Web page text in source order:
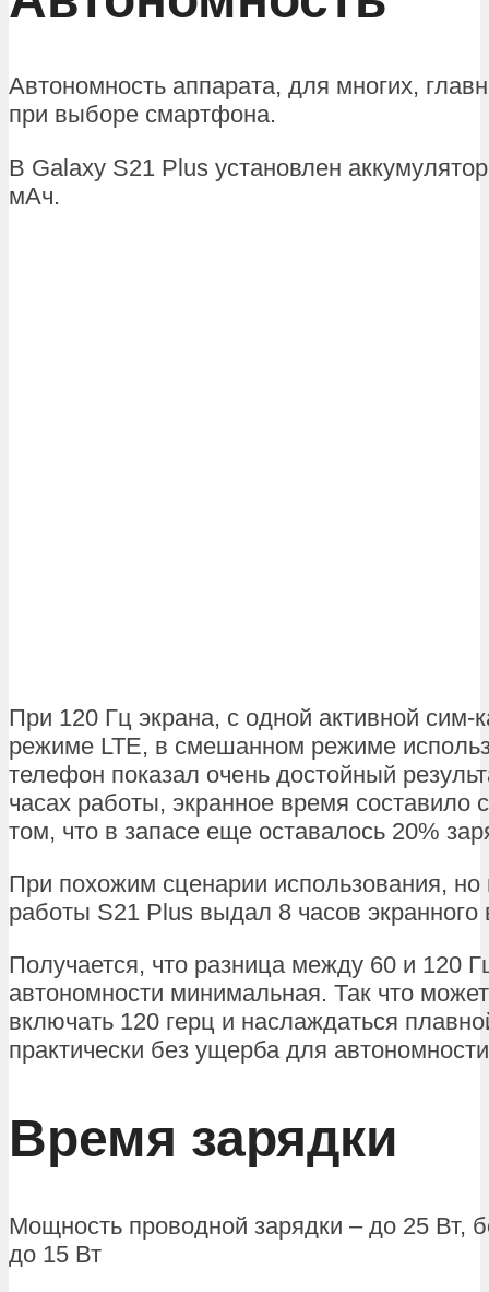
Автономность аппарата, для многих,
при выборе смартфона.
В Galaxy S21 Plus установлен
мАч.
При 120 Гц экрана, с одной активной сим-
режиме LTE, в смешанном режиме
телефон показал очень достойный
часах работы, экранное время составило
том, что в запасе еще оставалось 20%
При похожим сценарии использования, но
работы S21 Plus выдал 8 часов экранного
Получается, что разница между 60 и 120
автономности минимальная. Так что
включать 120 герц и наслаждаться
практически без ущерба для
Время зарядки
Мощность проводной зарядки – до 25 Вт,
до 15 Вт